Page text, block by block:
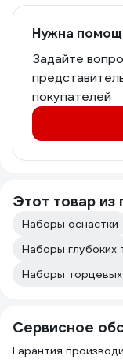
Нужна
Задайте
покупателей
Этот товар из
Наборы оснастки
Наборы глубоких
Наборы торцевых
Сервисное
Гарантия